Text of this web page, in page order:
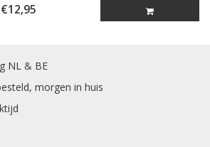
€12,95
NL & BE
morgen in huis